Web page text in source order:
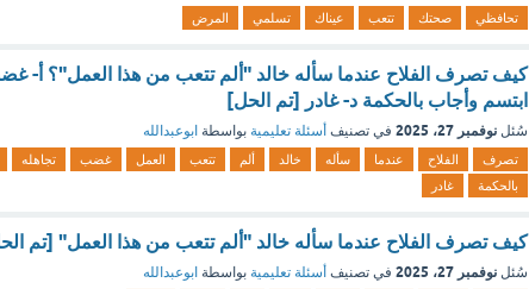
تحافظي صحتك تتعب عيناك تسلمي المرض
كيف تصرف الفلاح عندما سأله خالد "ألم تتعب من هذا العمل"؟ أ-
ابتسم وأجاب بالحكمة د- غادر [تم الحل]
سُئل نوفمبر 27، 2025 في تصنيف أسئلة تعليمية بواسطة ابوعبدالله
تصرف الفلاح عندما سأله خالد ألم تتعب العمل غضب تجاهله
بالحكمة
غادر
كيف تصرف الفلاح عندما سأله خالد "ألم تتعب من هذا العمل" [تم
سُئل نوفمبر 27، 2025 في تصنيف أسئلة تعليمية بواسطة ابوعبدالله